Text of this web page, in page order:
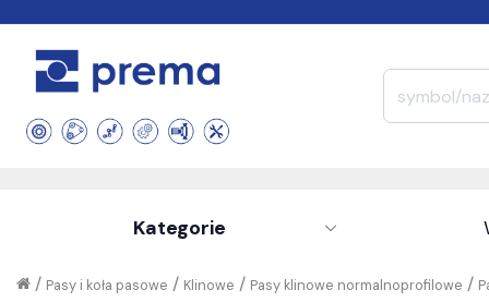
Kategorie
/
Pasy klinowe normalnoprofilowe
/
Klinowe
/
Pasy i koła pasowe
/